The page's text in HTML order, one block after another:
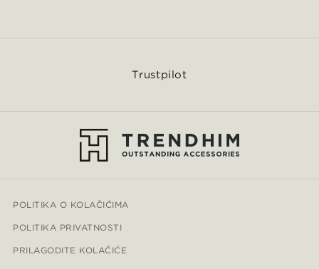
Trustpilot
POLITIKA O KOLAČIĆIMA
POLITIKA PRIVATNOSTI
PRILAGODITE KOLAČIĆE